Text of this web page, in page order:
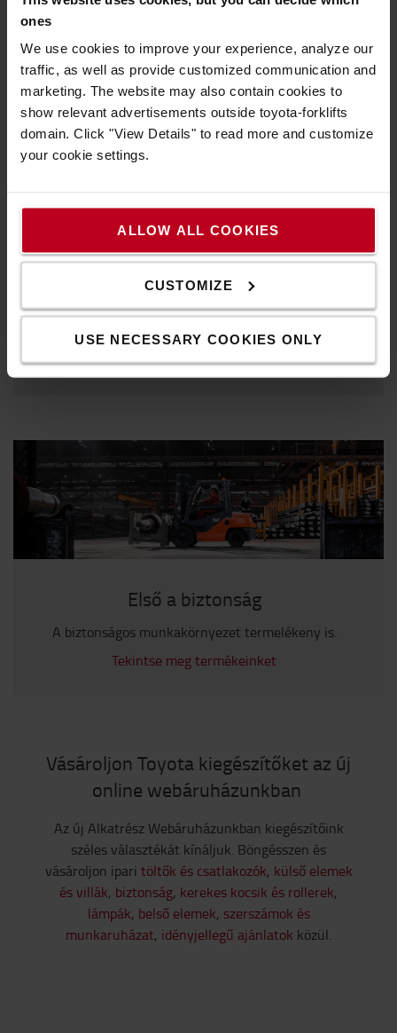
ones
We use cookies to improve your experience, analyze our
traffic, as well as provide customized communication and
marketing. The website may also contain cookies to
show relevant advertisements outside toyota-forklifts
domain. Click "View Details" to read more and customize
your cookie settings.
ALLOW ALL COOKIES
CUSTOMIZE
USE NECESSARY COOKIES ONLY
Gördüljön tovább
Minősége és funkcionalitása a legapróbb részletekig is
felfedezhető, szállítókocsijaink még a nehezebb terhek
esetén is könnyedén gördülnek.
Tudjon meg többet ipari rollereinkről és
szállítókocsikjainkról
Első a biztonság
A biztonságos munkakörnyezet termelékeny is.
Tekintse meg termékeinket
Vásároljon Toyota kiegészítőket az új
online webáruházunkban
Az új Alkatrész Webáruházunkban kiegészítőink
széles választékát kínáljuk. Böngésszen és
vásároljon ipari töltők és csatlakozók, külső elemek
és villák, biztonság, kerekes kocsik és rollerek,
lámpák, belső elemek, szerszámok és
munkaruházat, idényjellegű ajánlatok közül.